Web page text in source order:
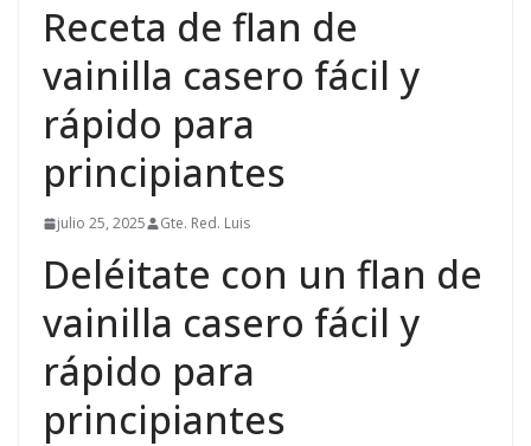
Receta de flan de
vainilla casero fácil y
rápido para
principiantes
julio 25, 2025 Gte. Red. Luis
Deléitate con un flan de
vainilla casero fácil y
rápido para
principiantes